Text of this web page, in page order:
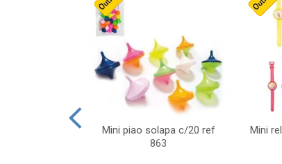
Mini piao solapa c/20 ref
863
Mini